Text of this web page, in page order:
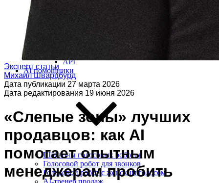
Виджет для amoCRM
API
AI помощники
Шаблоны голосовых роботов
Голосовой робот для звонков
Голосовой робот с женским голосом
AI-тренер продаж
Эксперт статьи
Михаил Шварцбурд
Дата публикации 27 марта 2026
Дата редактирования 19 июня 2026
«Слепые зоны» лучших
продавцов: как AI
помогает опытным
менеджерам пробить